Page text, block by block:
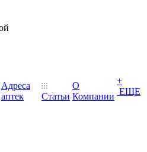
Адреса
аптек
Статьи
О
Компании
+
ЕЩЕ